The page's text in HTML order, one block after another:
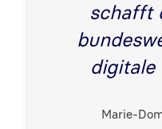
schafft
digitale
Marie-